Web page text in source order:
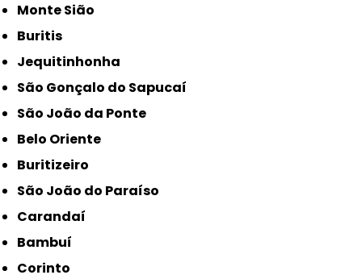
Monte Sião
Buritis
Jequitinhonha
São Gonçalo do Sapucaí
São João da Ponte
Belo Oriente
Buritizeiro
São João do Paraíso
Carandaí
Bambuí
Corinto